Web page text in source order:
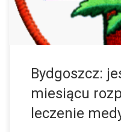
Bydgoszcz:
miesiącu
leczenie